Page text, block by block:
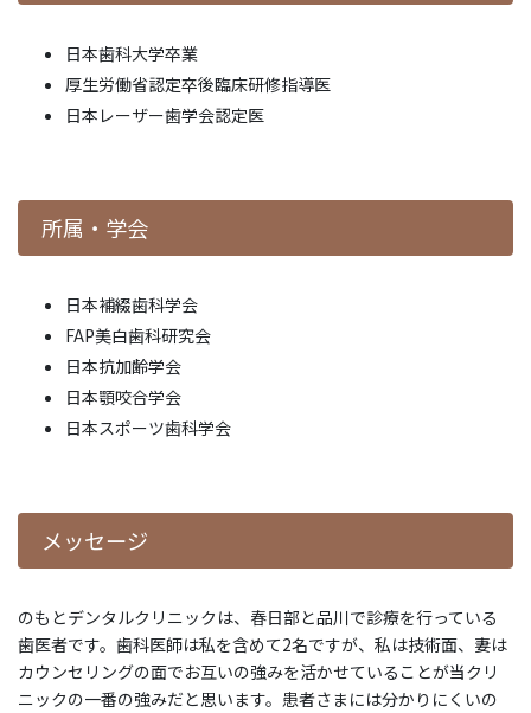
日本歯科大学卒業
厚生労働省認定卒後臨床研修指導医
日本レーザー歯学会認定医
所属・学会
日本補綴歯科学会
FAP美白歯科研究会
日本抗加齢学会
日本顎咬合学会
日本スポーツ歯科学会
メッセージ
のもとデンタルクリニックは、春日部と品川で診療を行っている
歯医者です。歯科医師は私を含めて2名ですが、私は技術面、妻は
カウンセリングの面でお互いの強みを活かせていることが当クリ
ニックの一番の強みだと思います。患者さまには分かりにくいの